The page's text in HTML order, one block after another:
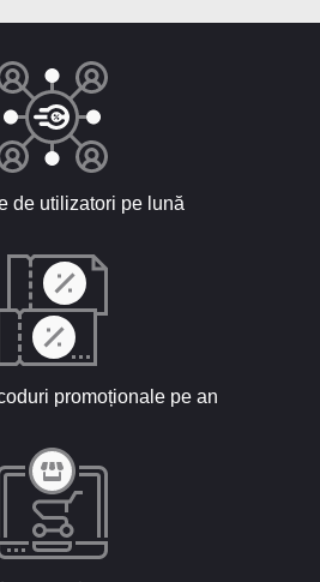
de utilizatori pe lună
promoționale pe an